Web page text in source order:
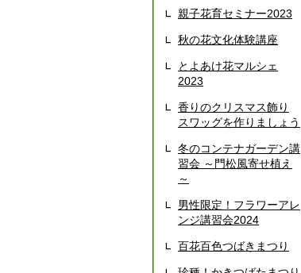
親子花育セミナー2023
秋の花文化体験講座
とよあけ花マルシェ
2023
香りのクリスマス飾り
スワッグを作りましょう
冬のコンテナガーデン講
習会 ～門松風寄せ植え
～
男性限定！フラワーアレ
ンジ講習会2024
百花百色つばきまつり